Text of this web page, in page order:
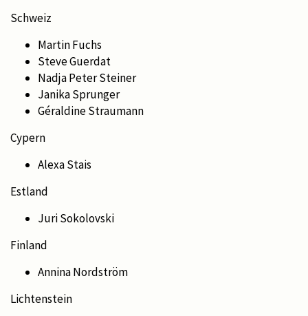
Schweiz
Martin Fuchs
Steve Guerdat
Nadja Peter Steiner
Janika Sprunger
Géraldine Straumann
Cypern
Alexa Stais
Estland
Juri Sokolovski
Finland
Annina Nordström
Lichtenstein